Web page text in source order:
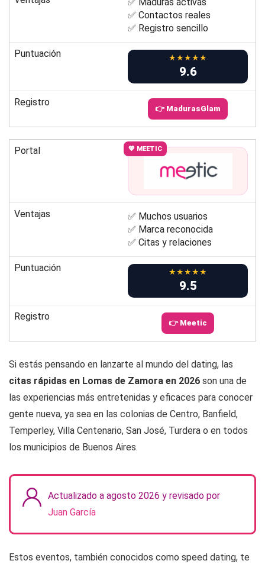
✅ Maduras activas
✅ Contactos reales
✅ Registro sencillo
Puntuación ★★★★★
9.6
Registro
👉 MadurasGlam
Portal 💖 MEETIC
Ventajas
✅ Muchos usuarios
✅ Marca reconocida
✅ Citas y relaciones
Puntuación ★★★★★
9.5
Registro
👉 Meetic
Si estás pensando en lanzarte al mundo del dating, las
citas rápidas en Lomas de Zamora en 2026 son una de
las experiencias más entretenidas y eficaces para conocer
gente nueva, ya sea en las colonias de Centro, Banfield,
Temperley, Villa Centenario, San José, Turdera o en todos
los municipios de Buenos Aires.
Actualizado a agosto 2026 y revisado por
Juan García
Estos eventos, también conocidos como speed dating, te